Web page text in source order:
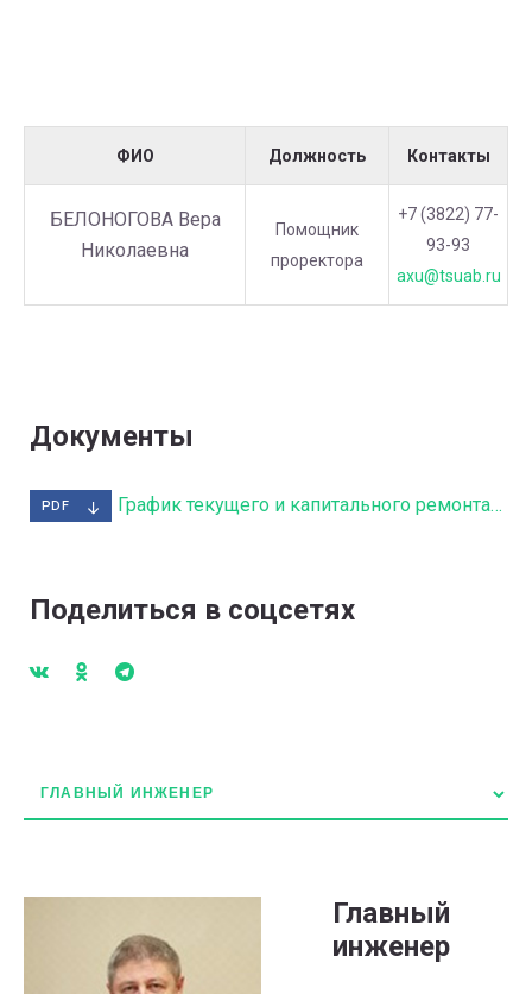
ФИО Должность Контакты
БЕЛОНОГОВА Вера
Николаевна
Помощник
проректора
+7 (3822) 77-
93-93
axu@tsuab.ru
Документы
PDF График текущего и капитального ремонта в 2020
Поделиться в соцсетях
Главный
инженер